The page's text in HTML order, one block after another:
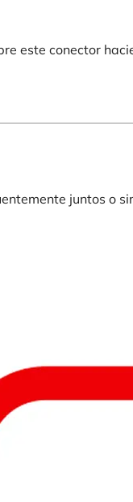
este conector
juntos o